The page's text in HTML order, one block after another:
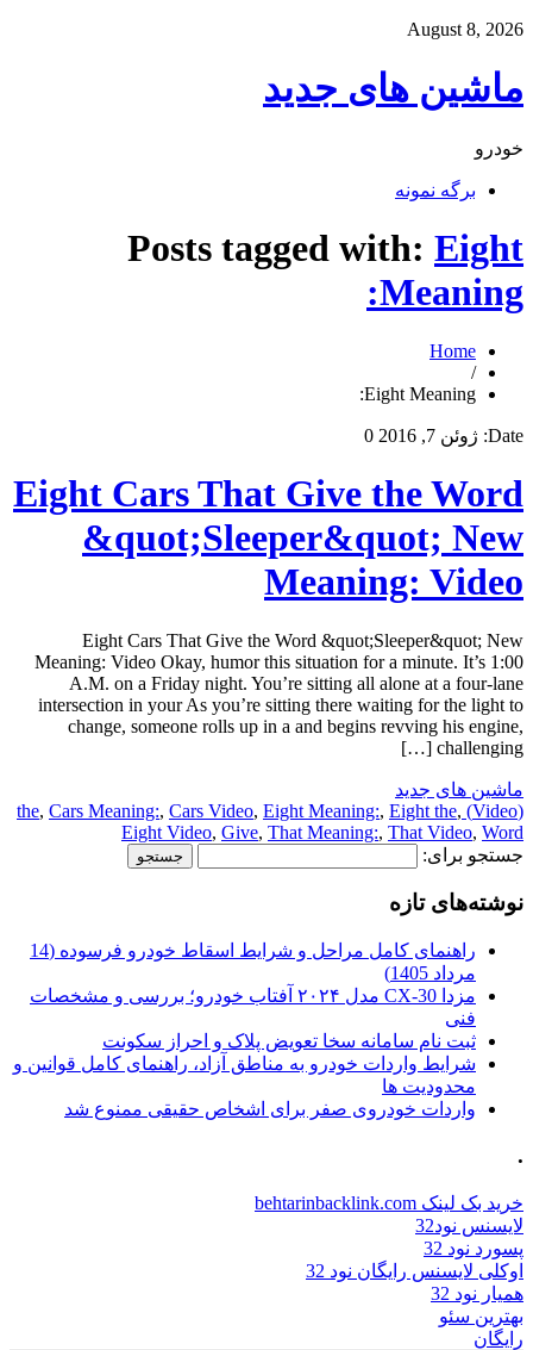
August 8, 2026
ماشین های جدید
خودرو
برگه نمونه
Posts tagged with: Eight
Meaning:
Home
/
Eight Meaning:
Date: ژوئن 7, 2016 0
Eight Cars That Give the Word
&quot;Sleeper&quot; New
Meaning: Video
Eight Cars That Give the Word &quot;Sleeper&quot; New
Meaning: Video Okay, humor this situation for a minute. It’s 1:00
A.M. on a Friday night. You’re sitting all alone at a four-lane
intersection in your As you’re sitting there waiting for the light to
change, someone rolls up in a and begins revving his engine,
challenging […]
ماشین های جدید
(Video) the
, Cars Meaning:, Cars Video, Eight Meaning:, Eight the,
Eight Video, Give, That Meaning:, That Video, Word
جستجو برای:
نوشته‌های تازه
راهنمای کامل مراحل و شرایط اسقاط خودرو فرسوده (14
مرداد 1405)
مزدا CX-30 مدل ۲۰۲۴ آفتاب خودرو؛ بررسی و مشخصات
فنی
ثبت نام سامانه سخا تعویض پلاک و احراز سکونت
شرایط واردات خودرو به مناطق آزاد، راهنمای کامل قوانین و
محدودیت ها
واردات خودروی صفر برای اشخاص حقیقی ممنوع شد
.
خرید بک لینک behtarinbacklink.com
لایسنس نود32
پسورد نود 32
اوکلی لایسنس رایگان نود 32
همیار نود 32
بهترین سئو
رایگان